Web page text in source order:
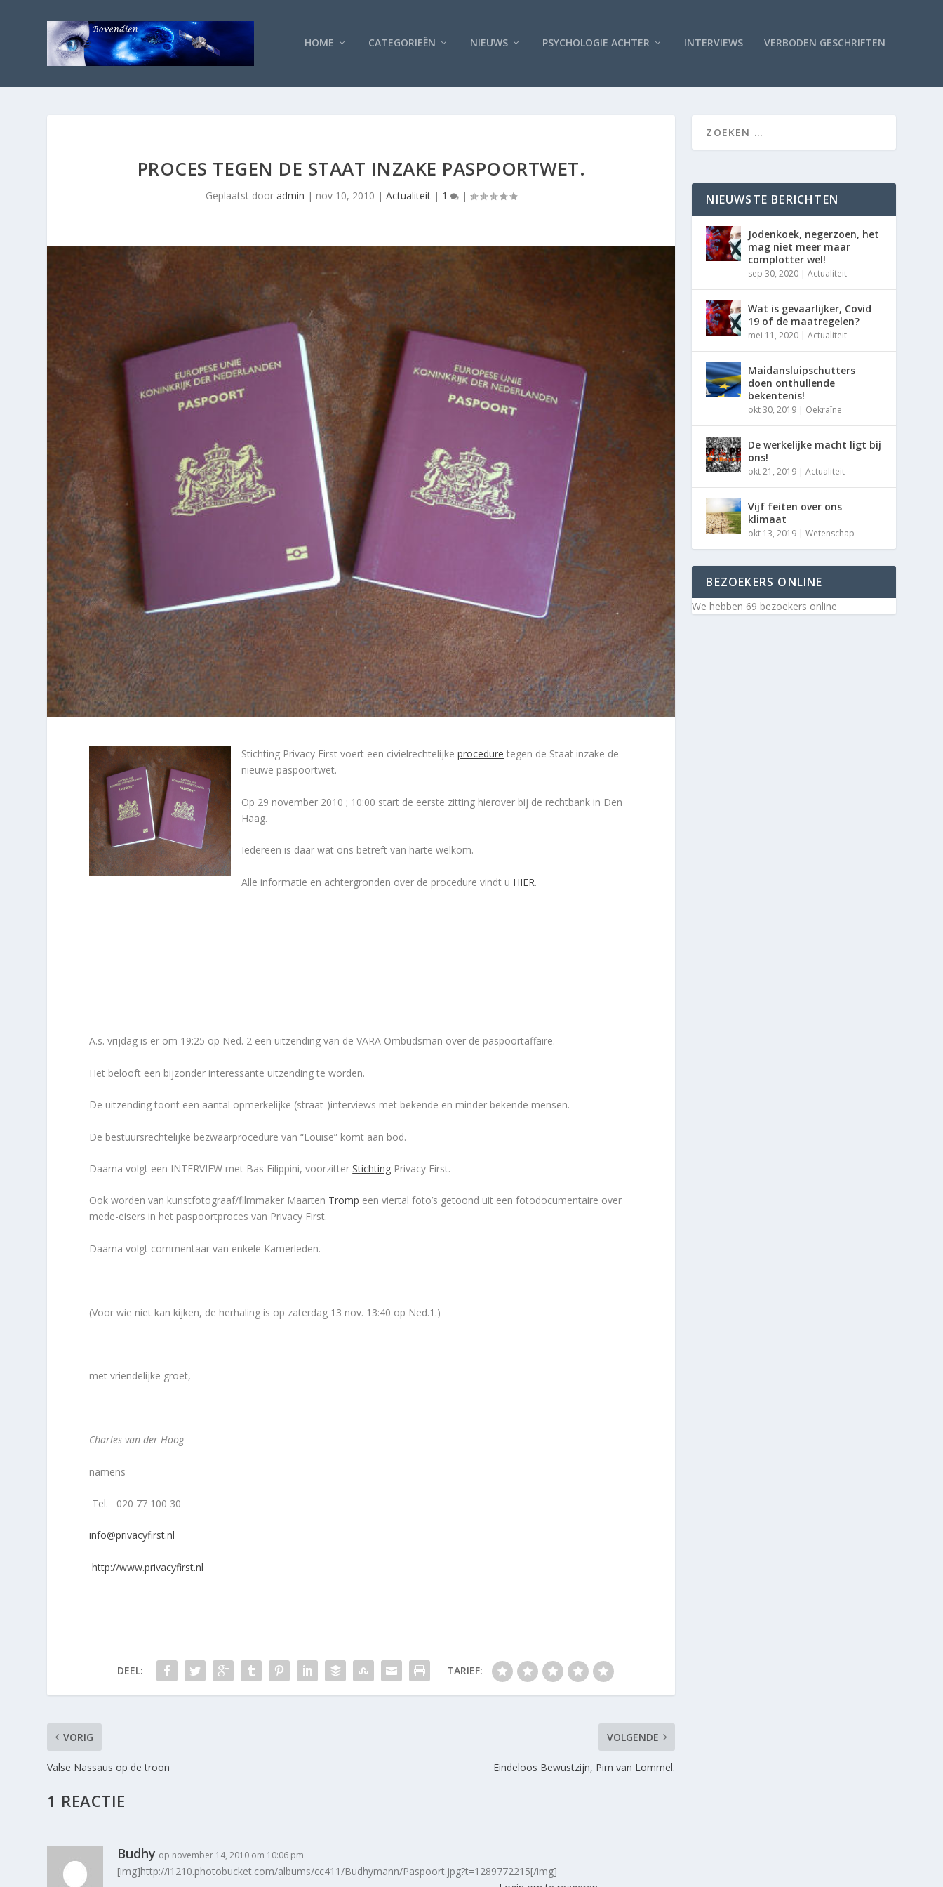
HOME CATEGORIEËN NIEUWS PSYCHOLOGIE ACHTER INTERVIEWS VERBODEN GESCHRIFTEN
PROCES TEGEN DE STAAT INZAKE PASPOORTWET.
Geplaatst dooradmin | nov 10, 2010 |Actualiteit | 1 |
Stichting Privacy First voert een civielrechtelijkeprocedure tegen de Staat inzake de
nieuwe paspoortwet.
Op 29 november 2010 ; 10:00 start de eerste zitting hierover bij de rechtbank in Den
Haag.
Iedereen is daar wat ons betreft van harte welkom.
Alle informatie en achtergronden over de procedure vindt u HIER.
A.s. vrijdag is er om 19:25 op Ned. 2 een uitzending van de VARA Ombudsman over de paspoortaffaire.
Het belooft een bijzonder interessante uitzending te worden.
De uitzending toont een aantal opmerkelijke (straat-)interviews met bekende en minder bekende mensen.
De bestuursrechtelijke bezwaarprocedure van “Louise” komt aan bod.
Daarna volgt een INTERVIEW met Bas Filippini, voorzitterStichting Privacy First.
Ook worden van kunstfotograaf/filmmaker Maarten Tromp een viertal foto’s getoond uit een fotodocumentaire over
mede-eisers in het paspoortproces van Privacy First.
Daarna volgt commentaar van enkele Kamerleden.
(Voor wie niet kan kijken, de herhaling is op zaterdag 13 nov. 13:40 op Ned.1.)
met vriendelijke groet,
Charles van der Hoog
namens
Tel. 020 77 100 30
info@privacyfirst.nl
http://www.privacyfirst.nl
DEEL: TARIEF:
VORIG
Valse Nassaus op de troon
VOLGENDE
Eindeloos Bewustzijn, Pim van Lommel.
1 REACTIE
Budhy op november 14, 2010 om 10:06 pm
[img]http://i1210.photobucket.com/albums/cc411/Budhymann/Paspoort.jpg?t=1289772215[/img]
NIEUWSTE BERICHTEN
Jodenkoek, negerzoen, het
mag niet meer maar
complotter wel!
sep 30, 2020 |Actualiteit
Wat is gevaarlijker, Covid
19 of de maatregelen?
mei 11, 2020 |Actualiteit
Maidansluipschutters
doen onthullende
bekentenis!
okt 30, 2019 | Oekraïne
De werkelijke macht ligt bij
ons!
okt 21, 2019 |Actualiteit
Vijf feiten over ons
klimaat
okt 13, 2019 |Wetenschap
BEZOEKERS ONLINE
We hebben 69 bezoekers online